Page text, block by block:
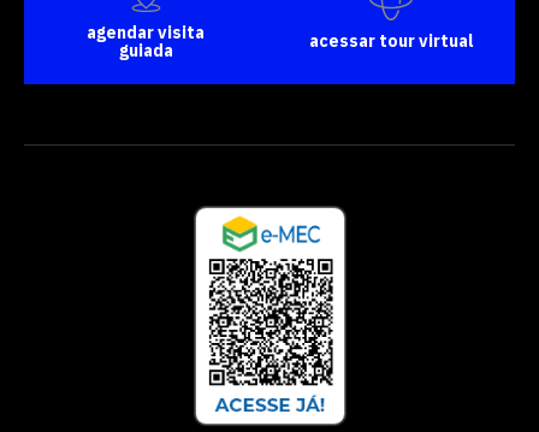
agendar visita
guiada
acessar tour virtual